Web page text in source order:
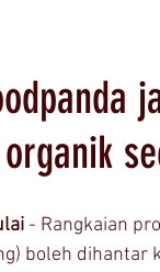
- Rangkaian
boleh